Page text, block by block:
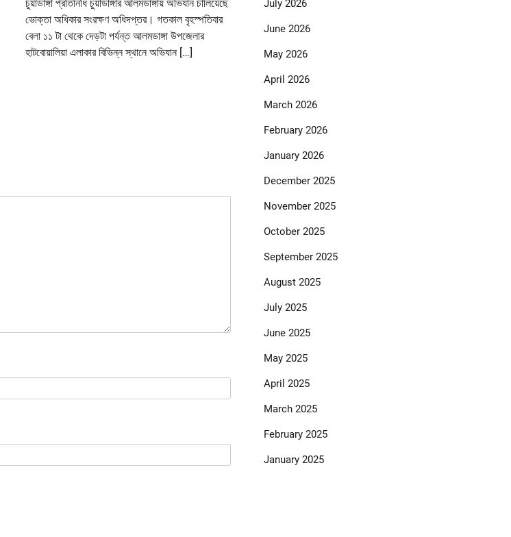
চুয়াডাঙ্গা প্রতিনিধি চুয়াডাঙ্গার আলমডাঙ্গায় অভিযান চালিয়েছে
ভোক্তা অধিকার সংরক্ষণ অধিদপ্তর। গতকাল বৃহস্পতিবার
বেলা ১১ টা থেকে দেড়টা পর্যন্ত আলমডাঙ্গা উপজেলার
হাটবোয়ালিয়া এলাকার বিভিন্ন স্থানে অভিযান […]
July 2026
June 2026
May 2026
April 2026
March 2026
February 2026
January 2026
December 2025
November 2025
October 2025
September 2025
August 2025
July 2025
June 2025
May 2025
April 2025
March 2025
February 2025
January 2025